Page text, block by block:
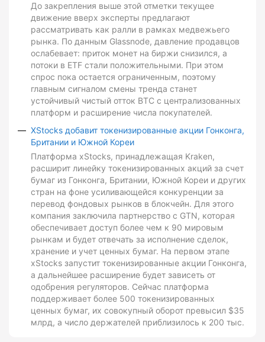
До закрепления выше этой отметки текущее
движение вверх эксперты предлагают
рассматривать как ралли в рамках медвежьего
рынка. По данным Glassnode, давление продавцов
ослабевает: приток монет на биржи снизился, а
потоки в ETF стали положительными. При этом
спрос пока остается ограниченным, поэтому
главным сигналом смены тренда станет
устойчивый чистый отток BTC с централизованных
платформ и расширение числа покупателей.
XStocks добавит токенизированные акции Гонконга,
Британии и Южной Кореи
Платформа xStocks, принадлежащая Kraken,
расширит линейку токенизированных акций за счет
бумаг из Гонконга, Британии, Южной Кореи и других
стран на фоне усиливающейся конкуренции за
перевод фондовых рынков в блокчейн. Для этого
компания заключила партнерство с GTN, которая
обеспечивает доступ более чем к 90 мировым
рынкам и будет отвечать за исполнение сделок,
хранение и учет ценных бумаг. На первом этапе
xStocks запустит токенизированные акции Гонконга,
а дальнейшее расширение будет зависеть от
одобрения регуляторов. Сейчас платформа
поддерживает более 500 токенизированных
ценных бумаг, их совокупный оборот превысил $35
млрд, а число держателей приблизилось к 200 тыс.